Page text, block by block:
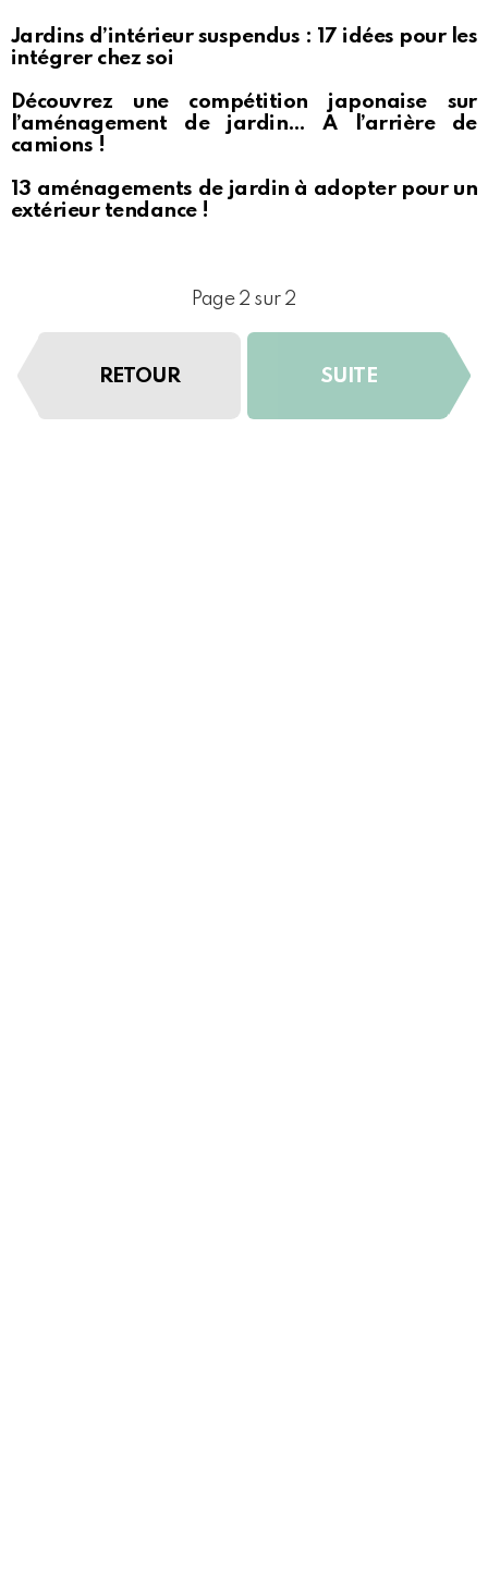
Jardins d’intérieur suspendus : 17 idées pour les
intégrer chez soi
Découvrez une compétition japonaise sur
l’aménagement de jardin… A l’arrière de
camions !
13 aménagements de jardin à adopter pour un
extérieur tendance !
Page 2 sur 2
RETOUR SUITE